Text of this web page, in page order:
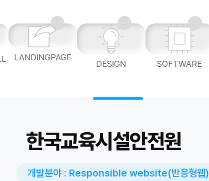
LANDINGPAGE
DESIGN SOFTWARE
한국교육시설안전원
개발분야 : Responsible website(반응형웹)